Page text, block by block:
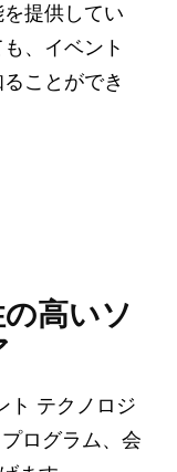
提供してい
、イベント
ことができ
高いソ
ト テクノロジ
ログラム、会